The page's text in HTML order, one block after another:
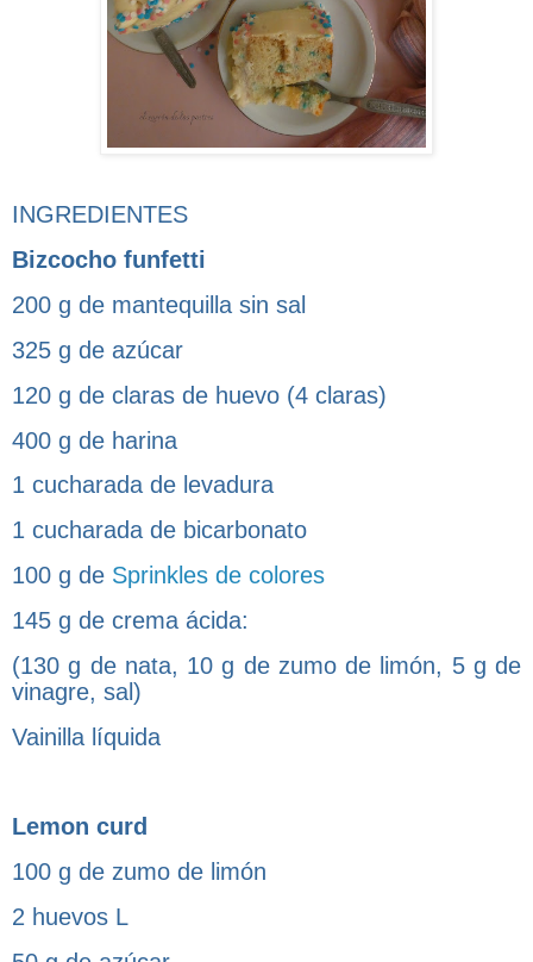
INGREDIENTES
Bizcocho funfetti
200 g de mantequilla sin sal
325 g de azúcar
120 g de claras de huevo (4 claras)
400 g de harina
1 cucharada de levadura
1 cucharada de bicarbonato
100 g de Sprinkles de colores
145 g de crema ácida:
(130 g de nata, 10 g de zumo de limón, 5 g de
vinagre, sal)
Vainilla líquida
Lemon curd
100 g de zumo de limón
2 huevos L